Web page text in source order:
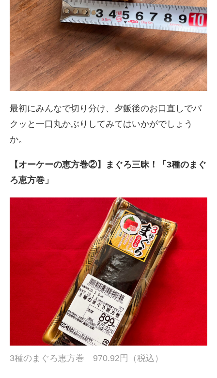
最初にみんなで切り分け、夕飯後のお口直しでパ
クッと一口丸かぶりしてみてはいかがでしょう
か。
【オーケーの恵方巻②】まぐろ三昧！「3種のまぐ
ろ恵方巻」
3種のまぐろ恵方巻 970.92円（税込）